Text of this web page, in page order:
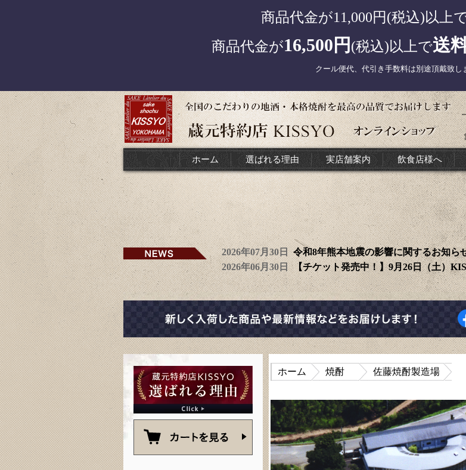
商品代金が11,000円(税込)以上
商品代金が16,500円 (税込)以上で送
クール便代、代引き手数料は別途頂戴致し
ホーム 選ばれる理由 実店舗案内 飲食店様へ
2026年07月30日令和8年熊本地震の影響に関するお知ら
2026年06月30日【チケット発売中！】9月26日（土）
ホーム 焼酎 佐藤焼酎製造場